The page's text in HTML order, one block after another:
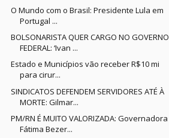
O Mundo com o Brasil: Presidente Lula em
Portugal ...
BOLSONARISTA QUER CARGO NO GOVERNO
FEDERAL: ‘Ivan ...
Estado e Municípios vão receber R$10 mi
para cirur...
SINDICATOS DEFENDEM SERVIDORES ATÉ À
MORTE: Gilmar...
PM/RN É MUITO VALORIZADA: Governadora
Fátima Bezer...